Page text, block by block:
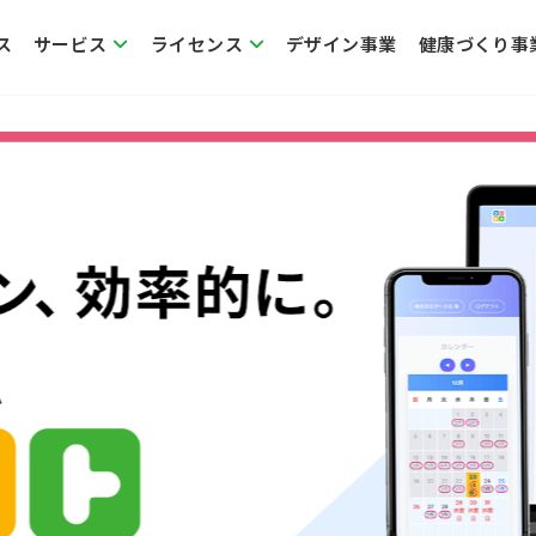
サービス ライセンス デザイン事業 健康づくり事